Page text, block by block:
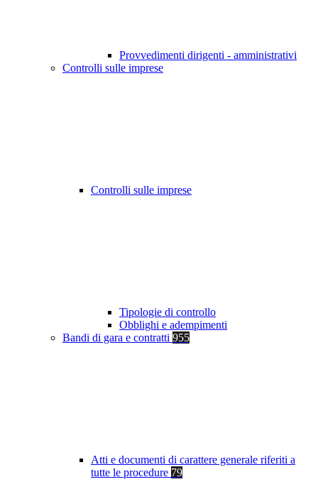
Provvedimenti dirigenti - amministrativi
Controlli sulle imprese
Controlli sulle imprese
Tipologie di controllo
Obblighi e adempimenti
Bandi di gara e contratti 955
Atti e documenti di carattere generale riferiti a
tutte le procedure 79